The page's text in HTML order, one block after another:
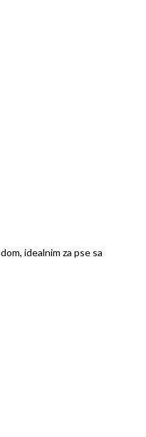
idealnim za pse sa